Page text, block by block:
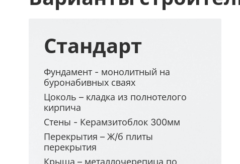
Стандарт
Фундамент - монолитный на
буронабивных сваях
Цоколь – кладка из полнотелого
кирпича
Стены - Керамзитоблок 300мм
Перекрытия – Ж/б плиты
перекрытия
Крыша – металлочерепица по